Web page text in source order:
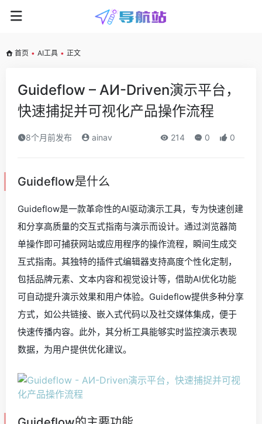
首页 • AI工具 • 正文
Guideflow – AИ-Driven演示平台，
快速捕捉并可视化产品操作流程
8个月前发布 ainav 214 0 0
Guideflow是什么
Guideflow是一款革命性的AI驱动演示工具，专为快速创建
和分享高质量的交互式指南与演示而设计。通过浏览器简
单操作即可捕获网站或应用程序的操作流程，瞬间生成交
互式指南。其独特的插件式编辑器支持高度个性化定制，
包括品牌元素、文本内容和视觉设计等，借助AI优化功能
可自动提升演示效果和用户体验。Guideflow提供多种分享
方式，如公共链接、嵌入式代码以及社交媒体集成，便于
快速传播内容。此外，其分析工具能够实时监控演示表现
数据，为用户提供优化建议。